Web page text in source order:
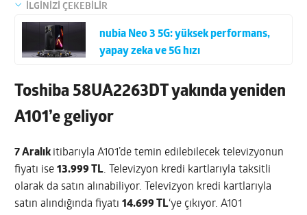
İLGİNİZİ ÇEKEBİLİR
nubia Neo 3 5G: yüksek performans,
yapay zeka ve 5G hızı
Toshiba 58UA2263DT yakında yeniden
A101’e geliyor
7 Aralık itibarıyla A101’de temin edilebilecek televizyonun
fiyatı ise13.999 TL. Televizyon kredi kartlarıyla taksitli
olarak da satın alınabiliyor. Televizyon kredi kartlarıyla
satın alındığında fiyatı14.699 TL‘ye çıkıyor. A101